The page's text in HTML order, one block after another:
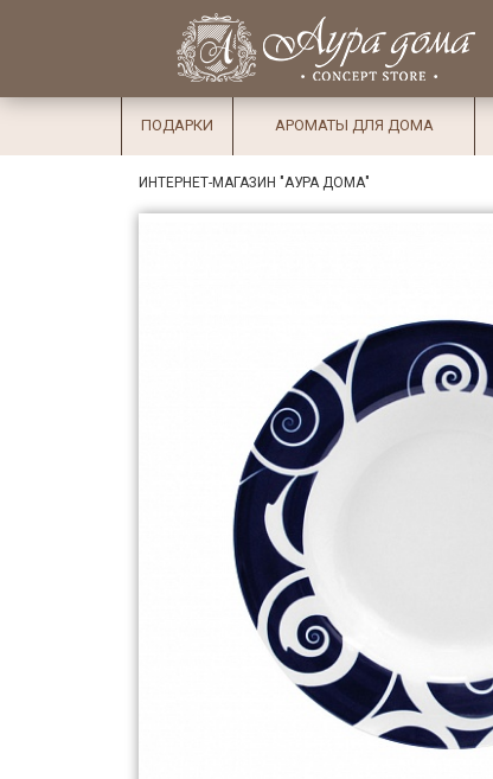
Избранное
×
СалоныДоставка
Оплата
Подарки
Ароматы
для дома
ПОДАРКИ АРОМАТЫ ДЛЯ ДОМА
ИНТЕРНЕТ-МАГАЗИН "АУРА ДОМА"